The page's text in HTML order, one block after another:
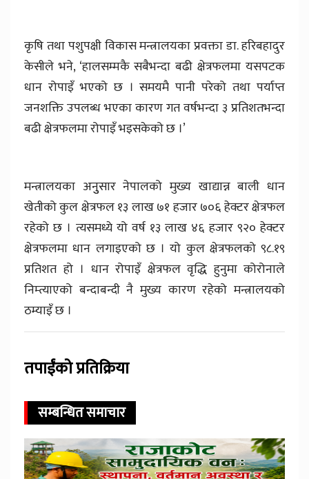
कृषि तथा पशुपक्षी विकास मन्त्रालयका प्रवक्ता डा. हरिबहादुर
केसीले भने, ‘हालसम्मकै सबैभन्दा बढी क्षेत्रफलमा यसपटक
धान रोपाइँ भएको छ । समयमै पानी परेको तथा पर्याप्त
जनशक्ति उपलब्ध भएका कारण गत वर्षभन्दा ३ प्रतिशतभन्दा
बढी क्षेत्रफलमा रोपाइँ भइसकेको छ ।’
मन्त्रालयका अनुुसार नेपालको मुख्य खाद्यान्न बाली धान
खेतीको कुल क्षेत्रफल १३ लाख ७१ हजार ७०६ हेक्टर क्षेत्रफल
रहेको छ । त्यसमध्ये यो वर्ष १३ लाख ४६ हजार ९२० हेक्टर
क्षेत्रफलमा धान लगाइएको छ । यो कुल क्षेत्रफलको ९८.१९
प्रतिशत हो । धान रोपाइँ क्षेत्रफल वृद्धि हुनुमा कोरोनाले
निम्त्याएको बन्दाबन्दी नै मुख्य कारण रहेको मन्त्रालयको
ठम्याइँ छ ।
तपाईंको प्रतिक्रिया
सम्बन्धित समाचार